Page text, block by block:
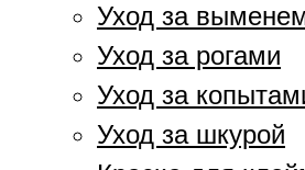
Уход за
Уход за рогами
Уход за
Уход за шкурой